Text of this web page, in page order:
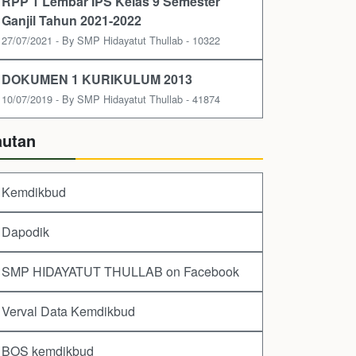
Ganjil Tahun 2021-2022
27/07/2021 - By SMP Hidayatut Thullab - 10322
DOKUMEN 1 KURIKULUM 2013
10/07/2019 - By SMP Hidayatut Thullab - 41874
Kemdikbud
Dapodik
SMP HIDAYATUT THULLAB on Facebook
Verval Data Kemdikbud
BOS kemdikbud